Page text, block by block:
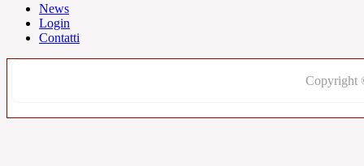
News
Login
Contatti
Copyright